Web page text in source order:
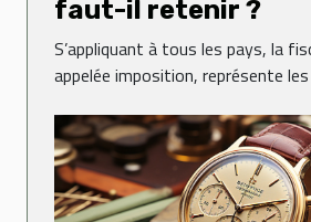
faut-il retenir ?
S’appliquant à tous les pays, la
appelée imposition, représente